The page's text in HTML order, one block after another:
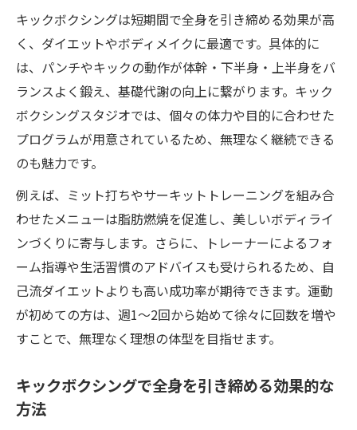
初心者向けキックボクシングクラスの参加
体験談
体験レッスンで分かったキックボクシング
の魅力
ストレス発散とダイエット効果の両立術
キックボクシングでストレス発散しながら
ダイエット
女性が実感するキックボクシングの健康効
果
キックボクシングで心身をリフレッシュす
る習慣術
短時間で効果的なキックボクシングトレー
ニング法
ストレスと脂肪を同時に撃退するキックボ
クシング活用術
キックボクシングは短期間で全身を引き締める効果が高
く、ダイエットやボディメイクに最適です。具体的に
は、パンチやキックの動作が体幹・下半身・上半身をバ
ランスよく鍛え、基礎代謝の向上に繋がります。キック
ボクシングスタジオでは、個々の体力や目的に合わせた
プログラムが用意されているため、無理なく継続できる
のも魅力です。
例えば、ミット打ちやサーキットトレーニングを組み合
わせたメニューは脂肪燃焼を促進し、美しいボディライ
ンづくりに寄与します。さらに、トレーナーによるフォ
ーム指導や生活習慣のアドバイスも受けられるため、自
己流ダイエットよりも高い成功率が期待できます。運動
が初めての方は、週1〜2回から始めて徐々に回数を増や
すことで、無理なく理想の体型を目指せます。
キックボクシングで全身を引き締める効果的な
方法